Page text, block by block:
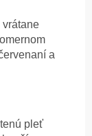
vrátane
a
pleť